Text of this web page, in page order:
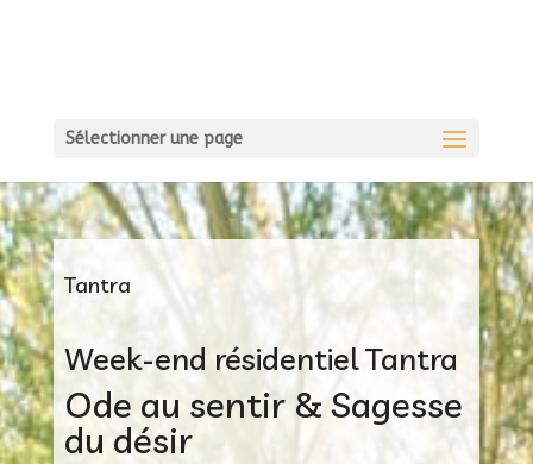
Sélectionner une page
Tantra
Week-end résidentiel Tantra
Ode au sentir & Sagesse
du désir